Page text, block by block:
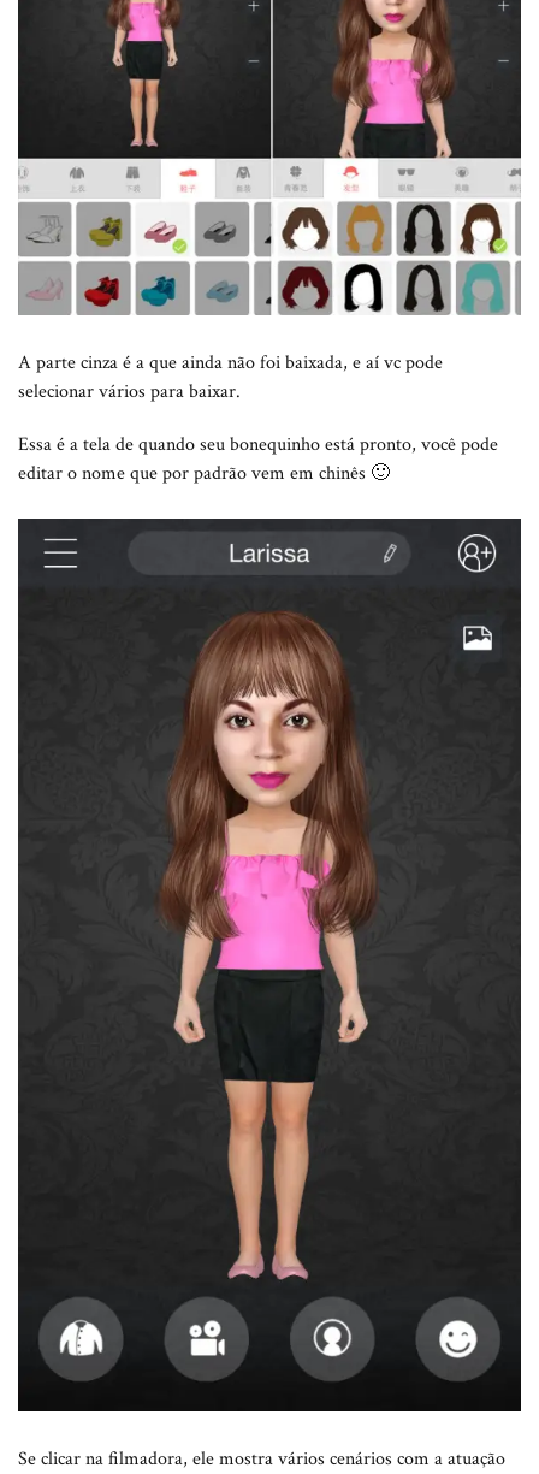
A parte cinza é a que ainda não foi baixada, e aí vc pode
selecionar vários para baixar.
Essa é a tela de quando seu bonequinho está pronto, você pode
editar o nome que por padrão vem em chinês 🙂
Se clicar na filmadora, ele mostra vários cenários com a atuação